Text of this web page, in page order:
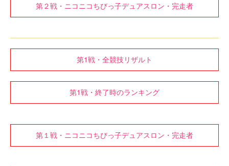
第２戦・ニコニコちびっ子デュアスロン・完走者
第1戦・全競技リザルト
第1戦・終了時のランキング
第１戦・ニコニコちびっ子デュアスロン・完走者